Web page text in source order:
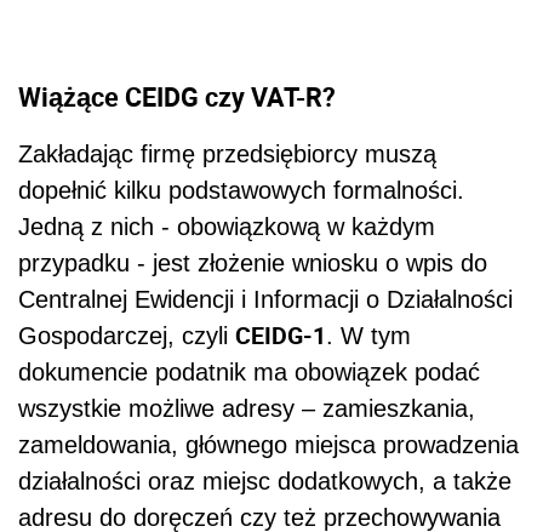
Wiążące CEIDG czy VAT-R?
Zakładając firmę przedsiębiorcy muszą
dopełnić kilku podstawowych formalności.
Jedną z nich - obowiązkową w każdym
przypadku - jest złożenie wniosku o wpis do
Centralnej Ewidencji i Informacji o Działalności
Gospodarczej, czyli CEIDG-1. W tym
dokumencie podatnik ma obowiązek podać
wszystkie możliwe adresy – zamieszkania,
zameldowania, głównego miejsca prowadzenia
działalności oraz miejsc dodatkowych, a także
adresu do doręczeń czy też przechowywania